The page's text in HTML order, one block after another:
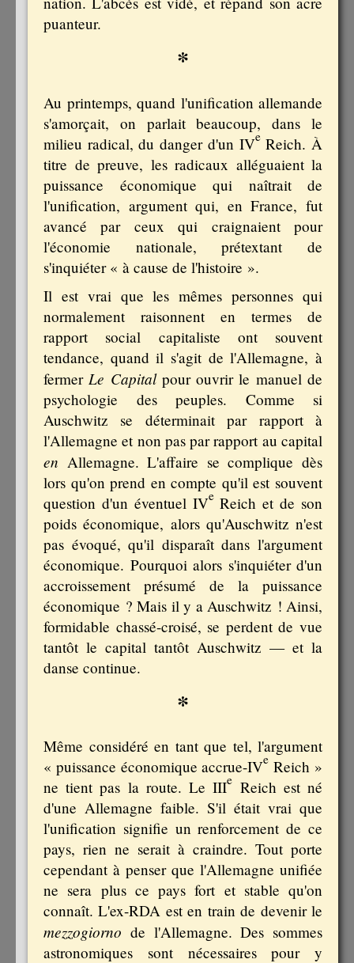
puanteur.
*
Au printemps, quand l'unification allemande
s'amorçait, on parlait beaucoup, dans le
milieu radical, du danger d'un IVeReich. À
titre de preuve, les radicaux alléguaient la
puissance économique qui naîtrait de
l'unification, argument qui, en France, fut
avancé par ceux qui craignaient pour
l'économie nationale, prétextant de
s'inquiéter « à cause de l'histoire ».
Il est vrai que les mêmes personnes qui
normalement raisonnent en termes de
rapport social capitaliste ont souvent
tendance, quand il s'agit de l'Allemagne, à
fermer Le Capital pour ouvrir le manuel de
psychologie des peuples. Comme si
Auschwitz se déterminait par rapport à
l'Allemagne et non pas par rapport au capital
en Allemagne. L'affaire se complique dès
lors qu'on prend en compte qu'il est souvent
question d'un éventuel IVeReich et de son
poids économique, alors qu'Auschwitz n'est
pas évoqué, qu'il disparaît dans l'argument
économique. Pourquoi alors s'inquiéter d'un
accroissement présumé de la puissance
économique ? Mais il y a Auschwitz ! Ainsi,
formidable chassé-croisé, se perdent de vue
tantôt le capital tantôt Auschwitz — et la
danse continue.
*
Même considéré en tant que tel, l'argument
« puissance économique accrue-IVe Reich »
ne tient pas la route. Le IIIe Reich est né
d'une Allemagne faible. S'il était vrai que
l'unification signifie un renforcement de ce
pays, rien ne serait à craindre. Tout porte
cependant à penser que l'Allemagne unifiée
ne sera plus ce pays fort et stable qu'on
connaît. L'ex-RDA est en train de devenir le
mezzogiorno de l'Allemagne. Des sommes
astronomiques sont nécessaires pour y